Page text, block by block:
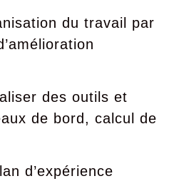
du travail par
des outils et
de bord, calcul de
d’expérience